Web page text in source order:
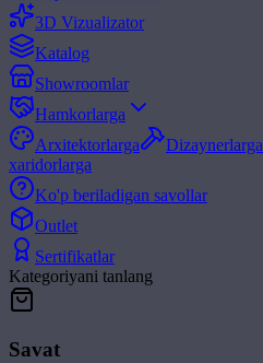
3D Vizualizator
Katalog
Showroomlar
Hamkorlarga
Arxitektorlarga
Dizaynerlarga
xaridorlarga
Ko'p beriladigan savollar
Outlet
Sertifikatlar
Kategoriyani tanlang
Savat